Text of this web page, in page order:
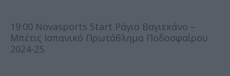
19:00 Novasports Start Ράγιο Βαγιεκάνο –
Μπέτις Ισπανικό Πρωτάθλημα Ποδοσφαίρου
2024-25